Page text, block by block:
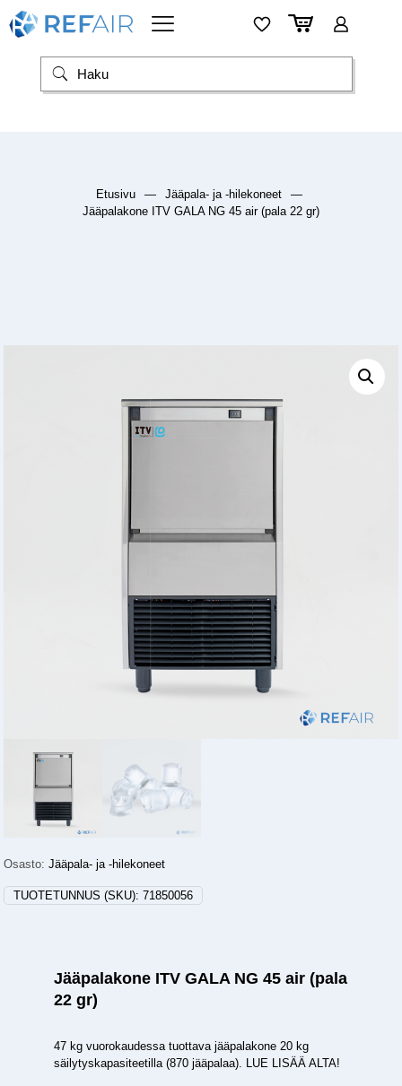
Etusivu — Jääpala- ja -hilekoneet
—
Jääpalakone ITV GALA NG 45 air (pala 22 gr)
Osasto:Jääpala- ja -hilekoneet
TUOTETUNNUS (SKU):71850056
Jääpalakone ITV GALA NG 45 air (pala
22 gr)
47 kg vuorokaudessa tuottava jääpalakone 20 kg
säilytyskapasiteetilla (870 jääpalaa). LUE LISÄÄ ALTA!